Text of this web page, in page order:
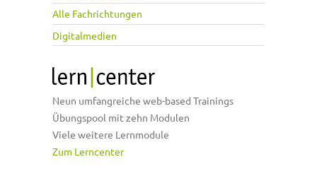
Alle Fachrichtungen
Digitalmedien
Neun umfangreiche web-based Trainings
Übungspool mit zehn Modulen
Viele weitere Lernmodule
Zum Lerncenter